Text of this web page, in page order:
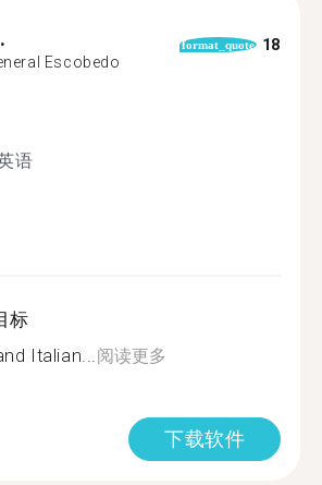
Escobedo
format_quote 18
语
标
Italian...阅读更多
下载软件